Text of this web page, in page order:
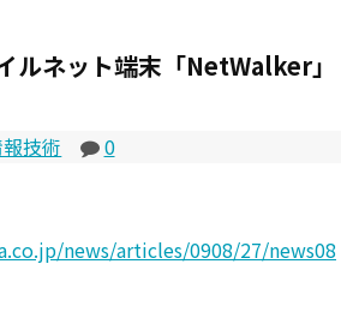
ルネット端末「NetWalker」
技術
0
news/articles/0908/27/news08